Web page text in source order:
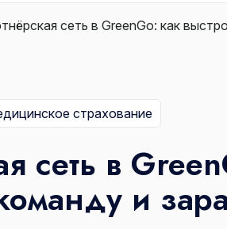
сеть в GreenGo: как
страхование
сеть в
и